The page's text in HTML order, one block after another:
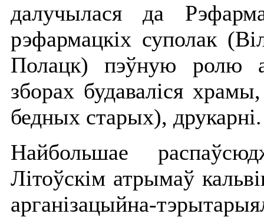
далучылася да
рэфармацкіх суполак
Полацк) пэўную ролю
зборах будаваліся
бедных старых), друкарні.
Найбольшае
Літоўскім атрымаў
арганізацыйна-